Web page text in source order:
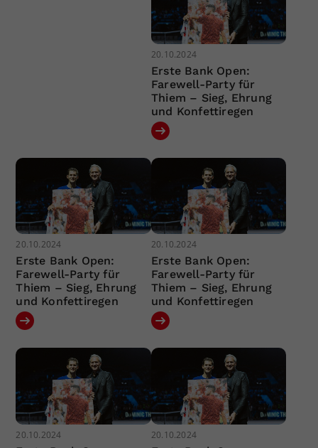
20.10.2024
Erste Bank Open:
Farewell-Party für
Thiem – Sieg, Ehrung
und Konfettiregen
20.10.2024
Erste Bank Open:
Farewell-Party für
Thiem – Sieg, Ehrung
und Konfettiregen
20.10.2024
Erste Bank Open:
Farewell-Party für
Thiem – Sieg, Ehrung
und Konfettiregen
20.10.2024 20.10.2024